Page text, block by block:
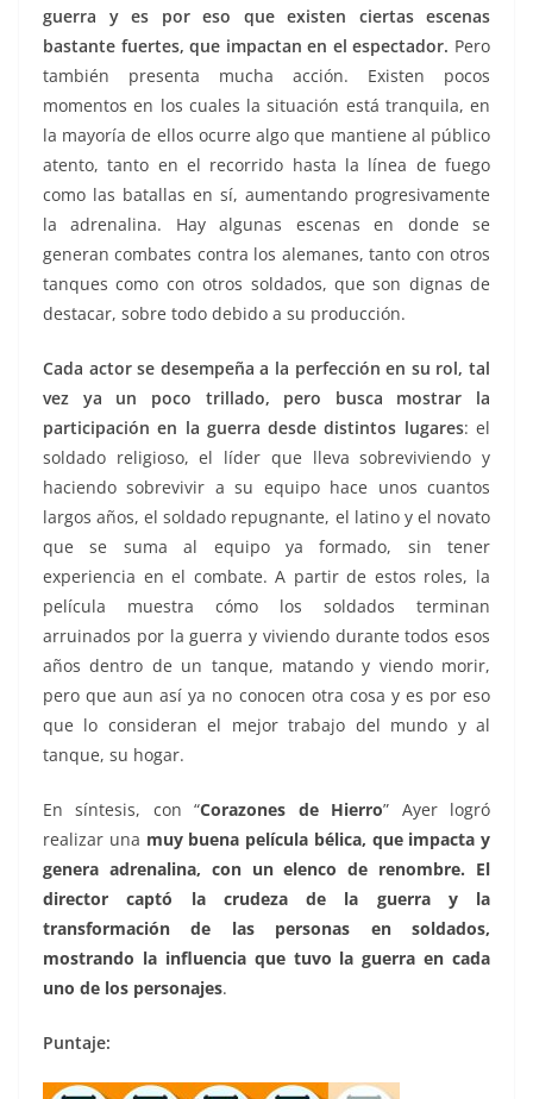
guerra y es por eso que existen ciertas escenas
bastante fuertes, que impactan en el espectador. Pero
también presenta mucha acción. Existen pocos
momentos en los cuales la situación está tranquila, en
la mayoría de ellos ocurre algo que mantiene al público
atento, tanto en el recorrido hasta la línea de fuego
como las batallas en sí, aumentando progresivamente
la adrenalina. Hay algunas escenas en donde se
generan combates contra los alemanes, tanto con otros
tanques como con otros soldados, que son dignas de
destacar, sobre todo debido a su producción.
Cada actor se desempeña a la perfección en su rol, tal
vez ya un poco trillado, pero busca mostrar la
participación en la guerra desde distintos lugares: el
soldado religioso, el líder que lleva sobreviviendo y
haciendo sobrevivir a su equipo hace unos cuantos
largos años, el soldado repugnante, el latino y el novato
que se suma al equipo ya formado, sin tener
experiencia en el combate. A partir de estos roles, la
película muestra cómo los soldados terminan
arruinados por la guerra y viviendo durante todos esos
años dentro de un tanque, matando y viendo morir,
pero que aun así ya no conocen otra cosa y es por eso
que lo consideran el mejor trabajo del mundo y al
tanque, su hogar.
En síntesis, con “Corazones de Hierro” Ayer logró
realizar una muy buena película bélica, que impacta y
genera adrenalina, con un elenco de renombre. El
director captó la crudeza de la guerra y la
transformación de las personas en soldados,
mostrando la influencia que tuvo la guerra en cada
uno de los personajes.
Puntaje: